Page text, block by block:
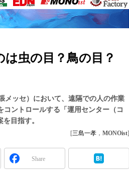
ット展
FRONTIER
づくりワールド
プンネット展
VR／AR
フィールドサービス
組み込み画像技術
車載ソフト開発
ISO26262
3Dプリンタ
デジタルツインとCAE
FA
モビリティ
虫の目？鳥の目？
メッセ）において、遠隔での人の作業
ントロールする「運用センター（コ
目指す。
[三島一孝 ， MONOist]
Share